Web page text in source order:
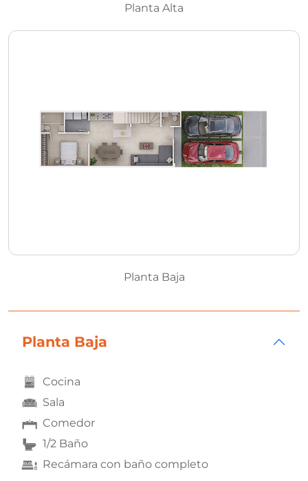
Planta Alta
Planta Baja
Planta Baja
Cocina
Sala
Comedor
1/2 Baño
Recámara con baño completo